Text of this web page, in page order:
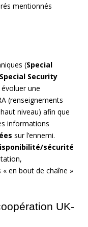
mentionnés
(Special
Special Security
une
(renseignements
niveau) afin que
informations
sur l’ennemi.
sécurité
en bout de chaîne »
UK-